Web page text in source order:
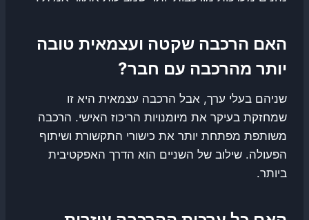
האם הרכבה שקטה ועצמאית טובה
יותר מהרכבה עם חבר?
שניהם בעלי ערך, אבל הרכבה עצמאית היא זו
שמחזקת בעיקר את מיומנויות הריכוז האישי. הרכבה
משותפת מפתחת יותר את כישורי התקשורת ושיתוף
הפעולה. שילוב של השניים הוא הדרך האפקטיבית
ביותר.